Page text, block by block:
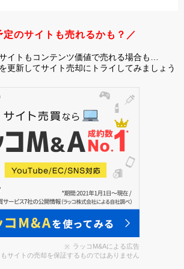
定のサイトも売れるかも？／
イトもコンテンツ価値で売れる場合も…
更新してサイト売却にトライしてみましょう
ラッコM&Aによる広告
サイトの売却を保証するものではありません